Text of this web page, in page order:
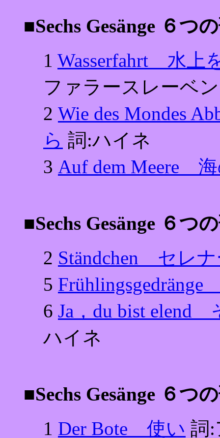
■Sechs Gesänge ６つ
1 Wasserfahrt 水上
ファラースレーベン
2 Wie des Mondes
ら 詞:ハイネ
3 Auf dem Meere
■Sechs Gesänge ６
2 Ständchen セレ
5
6 Ja，du bist
ハイネ
■Sechs Gesänge ６つ
1 Der Bote 使い 詞: